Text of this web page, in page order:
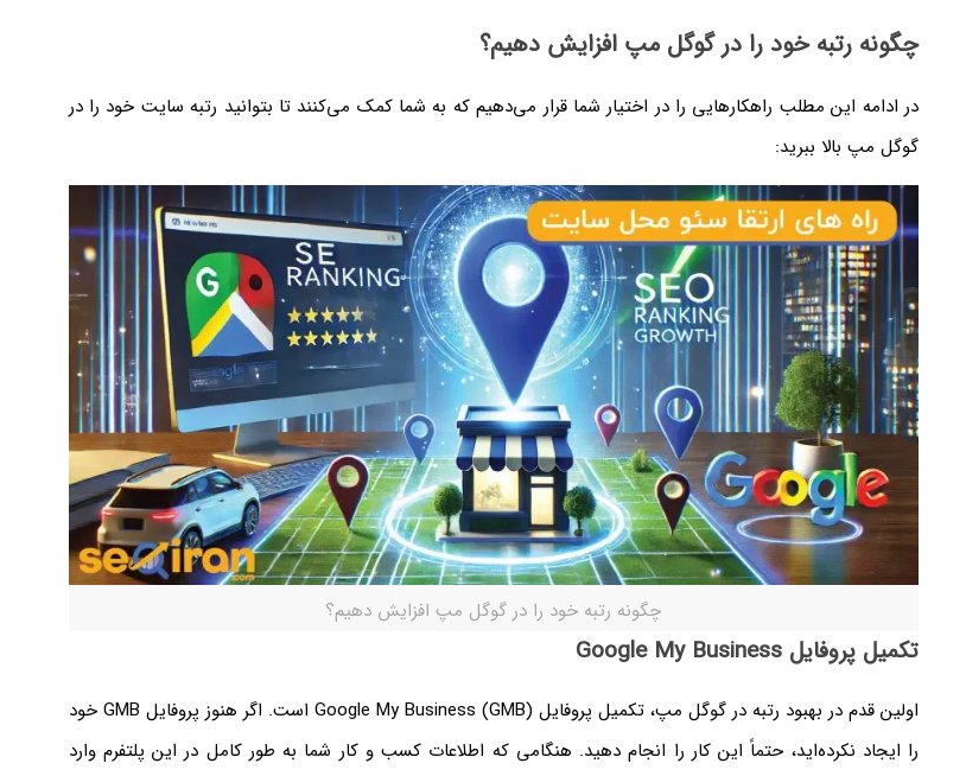
چگونه رتبه خود را در گوگل مپ افزایش دهیم؟
در ادامه این مطلب راهکارهایی را در اختیار شما قرار می‌دهیم که به شما کمک می‌کنند تا بتوانید رتبه سایت خود را در
گوگل مپ بالا ببرید:
چگونه رتبه خود را در گوگل مپ افزایش دهیم؟
تکمیل پروفایل Google My Business
اولین قدم در بهبود رتبه در گوگل مپ، تکمیل پروفایل Google My Business (GMB) است. اگر هنوز پروفایل GMB خود
را ایجاد نکرده‌اید، حتماً این کار را انجام دهید. هنگامی که اطلاعات کسب و کار شما به طور کامل در این پلتفرم وارد